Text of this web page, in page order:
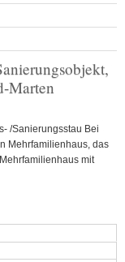
Marten
/Sanierungsstau Bei
Mehrfamilienhaus, das
mit